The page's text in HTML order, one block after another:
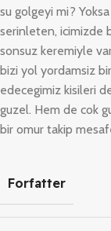
su golgeyi mi?
serinleten, icimizde
sonsuz keremiyle
bizi yol yordamsiz
edecegimiz kisileri
guzel. Hem de cok
bir omur takip
Forfatter